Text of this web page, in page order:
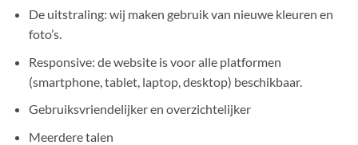
De uitstraling: wij maken gebruik van nieuwe kleuren en
foto’s.
Responsive: de website is voor alle platformen
(smartphone, tablet, laptop, desktop) beschikbaar.
Gebruiksvriendelijker en overzichtelijker
Meerdere talen